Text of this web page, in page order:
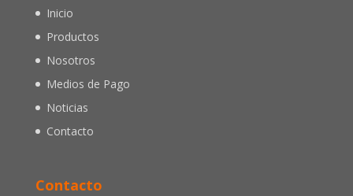
Inicio
Productos
Nosotros
Medios de Pago
Noticias
Contacto
Contacto